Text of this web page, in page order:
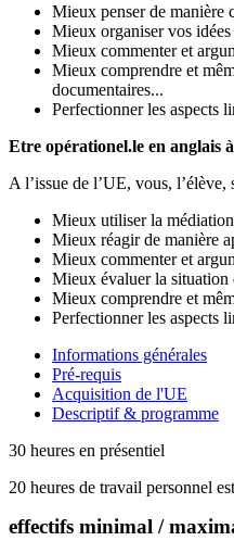
Mieux penser de manière
Mieux organiser vos
Mieux commenter et
Mieux comprendre et
documentaires...
Perfectionner les aspects
Etre opérationel.le en anglais
A l’issue de l’UE, vous, l’élève,
Mieux utiliser la
Mieux réagir de manière
Mieux commenter et
Mieux évaluer la situation
Mieux comprendre et
Perfectionner les aspects
Informations générales
Pré-requis
Acquisition de l'UE
Descriptif & programme
30 heures en présentiel
20 heures de travail personnel
effectifs minimal /